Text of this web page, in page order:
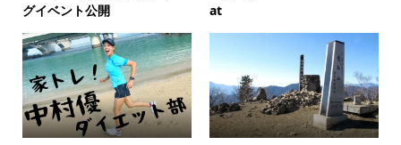
グイベント公開
at